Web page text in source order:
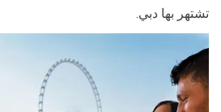
تشتهر بها دبي.